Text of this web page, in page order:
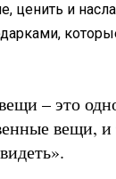
ценить и
– это
вещи, и